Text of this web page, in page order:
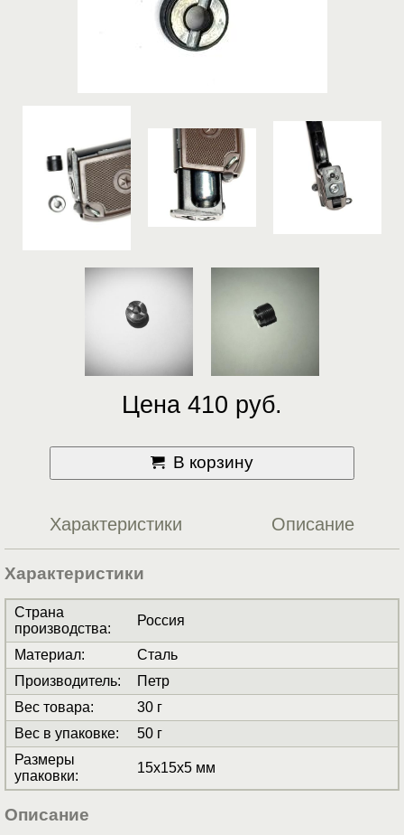
Цена 410 руб.
В корзину
Характеристики Описание
Характеристики
Страна
производства:
Россия
Материал:
Сталь
Производитель:
Петр
Вес товара:
30 г
Вес в упаковке:
50 г
Размеры
упаковки:
15x15x5 мм
Описание